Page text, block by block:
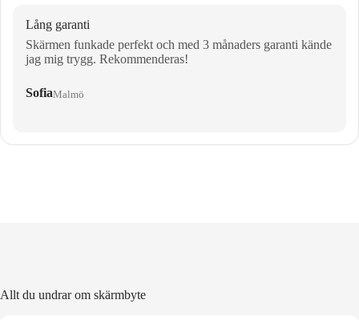
Lång garanti
Skärmen funkade perfekt och med 3 månaders garanti kände
jag mig trygg. Rekommenderas!
SofiaMalmö
Allt du undrar om skärmbyte